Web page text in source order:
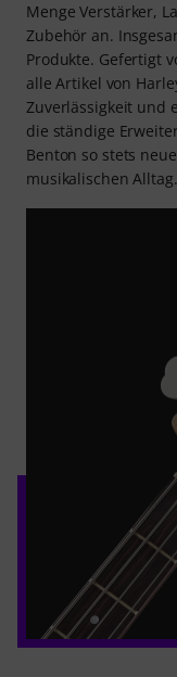
Menge Verstärker,
Zubehör an.
Produkte. Gefertigt
alle Artikel von
Zuverlässigkeit und
die ständige
Benton so stets
musikalischen Alltag.